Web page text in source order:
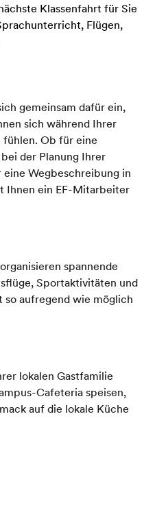
Klassenfahrt für Sie
Flügen,
gemeinsam dafür ein,
sich während Ihrer
fühlen. Ob für eine
der Planung Ihrer
Wegbeschreibung in
Ihnen ein EF-Mitarbeiter
spannende
Sportaktivitäten und
so aufregend wie möglich
lokalen Gastfamilie
Cafeteria speisen,
auf die lokale Küche